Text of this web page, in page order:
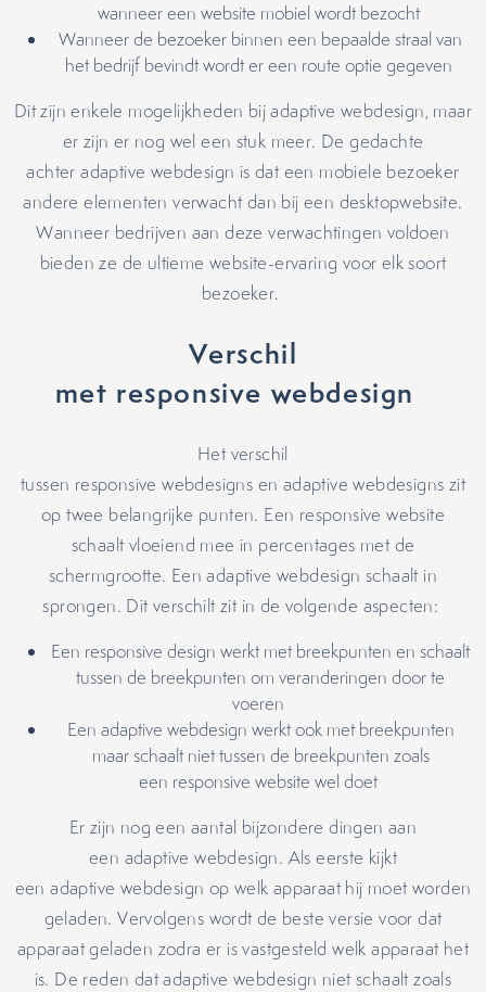
wanneer een website mobiel wordt bezocht
Wanneer de bezoeker binnen een bepaalde straal van
het bedrijf bevindt wordt er een route optie gegeven
Dit zijn enkele mogelijkheden bij adaptive webdesign, maar
er zijn er nog wel een stuk meer. De gedachte
achter adaptive webdesign is dat een mobiele bezoeker
andere elementen verwacht dan bij een desktopwebsite.
Wanneer bedrijven aan deze verwachtingen voldoen
bieden ze de ultieme website-ervaring voor elk soort
bezoeker.
Verschil
met responsive webdesign
Het verschil
tussen responsive webdesigns en adaptive webdesigns zit
op twee belangrijke punten. Een responsive website
schaalt vloeiend mee in percentages met de
schermgrootte. Een adaptive webdesign schaalt in
sprongen. Dit verschilt zit in de volgende aspecten:
Een responsive design werkt met breekpunten en schaalt
tussen de breekpunten om veranderingen door te
voeren
Een adaptive webdesign werkt ook met breekpunten
maar schaalt niet tussen de breekpunten zoals
een responsive website wel doet
Er zijn nog een aantal bijzondere dingen aan
een adaptive webdesign. Als eerste kijkt
een adaptive webdesign op welk apparaat hij moet worden
geladen. Vervolgens wordt de beste versie voor dat
apparaat geladen zodra er is vastgesteld welk apparaat het
is. De reden dat adaptive webdesign niet schaalt zoals